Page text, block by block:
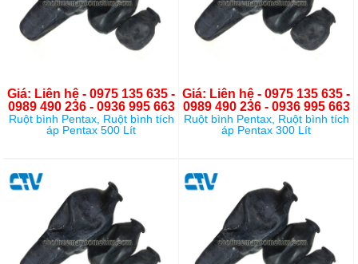
Giá: Liên hệ - 0975 135 635 -
0989 490 236 - 0936 995 663
Ruột bình Pentax, Ruột bình tích
áp Pentax 500 Lít
Giá: Liên hệ - 0975 135 635 -
0989 490 236 - 0936 995 663
Ruột bình Pentax, Ruột bình tích
áp Pentax 300 Lít